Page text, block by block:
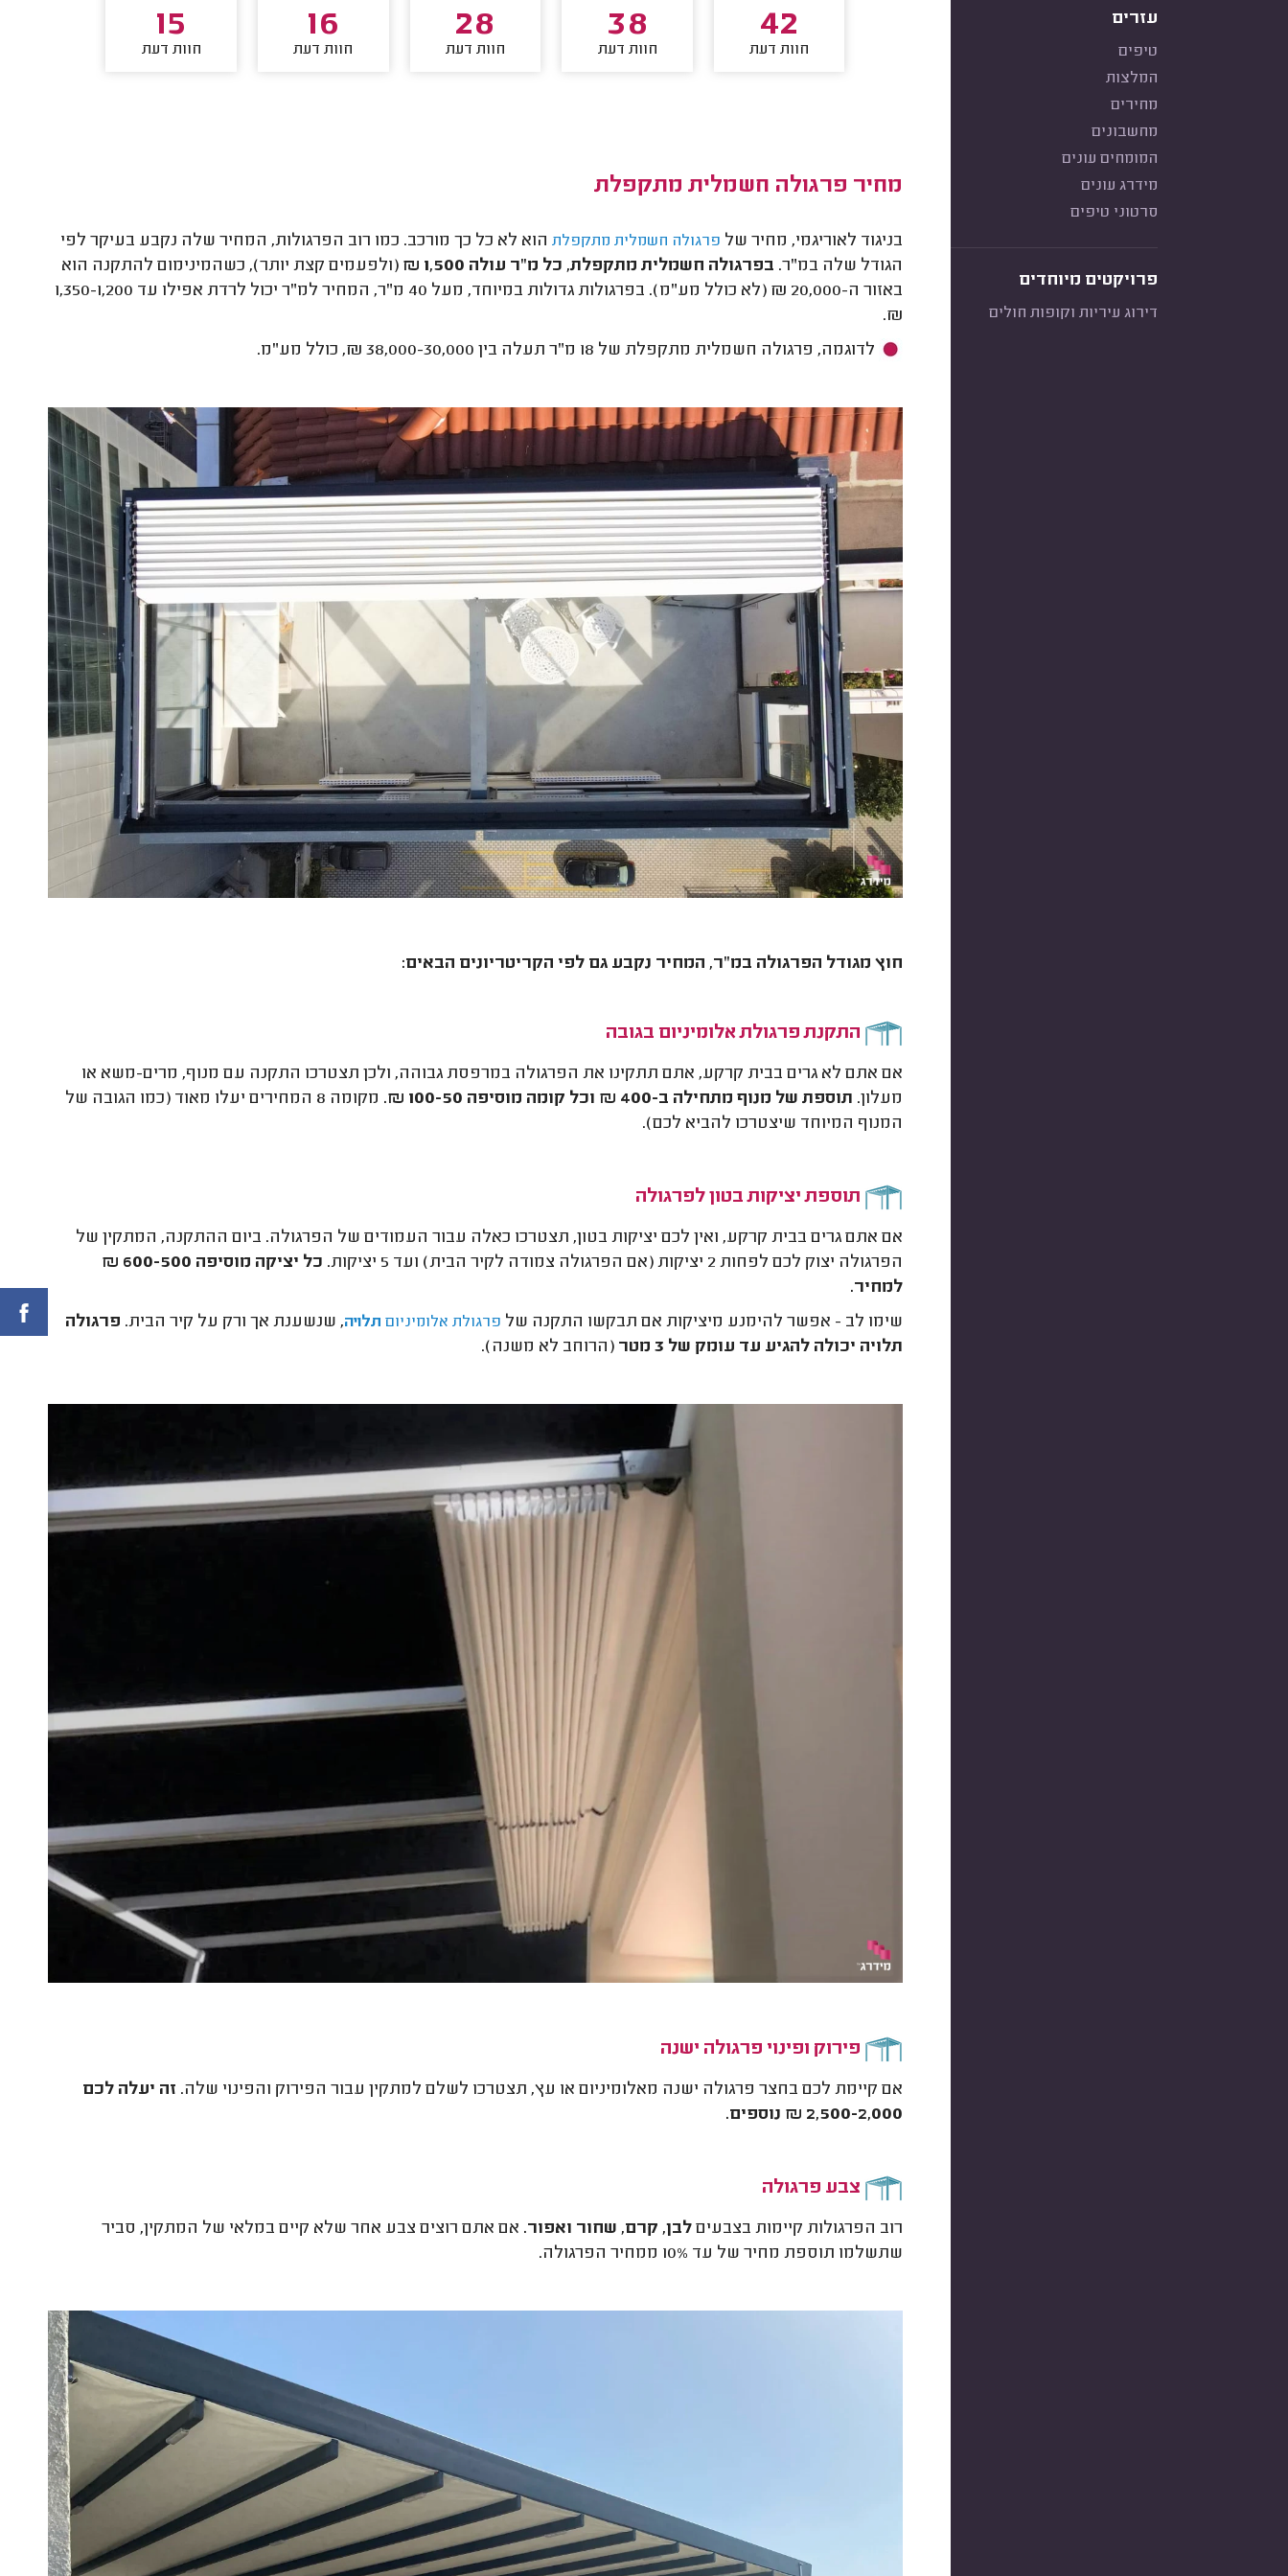
עזרים
טיפים
המלצות
מחירים
מחשבונים
המומחים עונים
מידרג עונים
סרטוני טיפים
פרויקטים מיוחדים
דירוג עיריות וקופות חולים
42
חוות דעת
38
חוות דעת
28
חוות דעת
16
חוות דעת
15
חוות דעת
מחיר פרגולה חשמלית מתקפלת
בניגוד לאוריגמי, מחיר של פרגולה חשמלית מתקפלתהוא לא כל כך מורכב. כמו רוב הפרגולות, המחיר שלה נקבע בעיקר לפי
הגודל שלה במ"ר. בפרגולה חשמלית מתקפלת, כל מ"ר עולה 1,500 ₪
(ולפעמים קצת יותר), כשהמינימום להתקנה הוא
באזור ה-20,000 ₪ (לא כולל מע"מ). בפרגולות גדולות במיוחד, מעל 40 מ"ר, המחיר למ"ר יכול לרדת אפילו עד 1,350-1,200
₪.
לדוגמה, פרגולה חשמלית מתקפלת של 18 מ"ר תעלה בין 38,000-30,000 ₪, כולל מע"מ.
חוץ מגודל הפרגולה במ"ר, המחיר נקבע גם לפי הקריטריונים הבאים:
התקנת פרגולת אלומיניום בגובה
אם אתם לא גרים בבית קרקע, אתם תתקינו את הפרגולה במרפסת גבוהה, ולכן תצטרכו התקנה עם מנוף, מרים-משא או
מעלון. תוספת של מנוף מתחילה ב-400 ₪ וכל קומה מוסיפה 100-50 ₪.
מקומה 8 המחירים יעלו מאוד (כמו הגובה של
המנוף המיוחד שיצטרכו להביא לכם).
תוספת יציקות בטון לפרגולה
אם אתם גרים בבית קרקע, ואין לכם יציקות בטון, תצטרכו כאלה עבור העמודים של הפרגולה. ביום ההתקנה, המתקין של
הפרגולה יצוק לכם לפחות 2 יציקות (אם הפרגולה צמודה לקיר הבית) ועד 5 יציקות.
כל יציקה מוסיפה 600-500 ₪
למחיר.
שימו לב - אפשר להימנע מיציקות אם תבקשו התקנה של פרגולת אלומיניום תלויה, שנשענת אך ורק על קיר הבית. פרגולה
תלויה יכולה להגיע עד עומק של 3 מטר
(הרוחב לא משנה).
פירוק ופינוי פרגולה ישנה
אם קיימת לכם בחצר פרגולה ישנה מאלומיניום או עץ, תצטרכו לשלם למתקין עבור הפירוק והפינוי שלה. זה יעלה לכם
2,500-2,000 ₪ נוספים.
צבע פרגולה
רוב הפרגולות קיימות בצבעים לבן, קרם, שחור ואפור. אם אתם רוצים צבע אחר שלא קיים במלאי של המתקין, סביר
שתשלמו תוספת מחיר של עד 10% ממחיר הפרגולה.